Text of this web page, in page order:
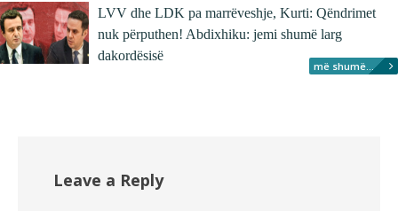
LVV dhe LDK pa marrëveshje, Kurti: Qëndrimet
nuk përputhen! Abdixhiku: jemi shumë larg
dakordësisë
më shumë...
Leave a Reply